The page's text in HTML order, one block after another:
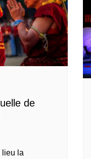
de
lieu la